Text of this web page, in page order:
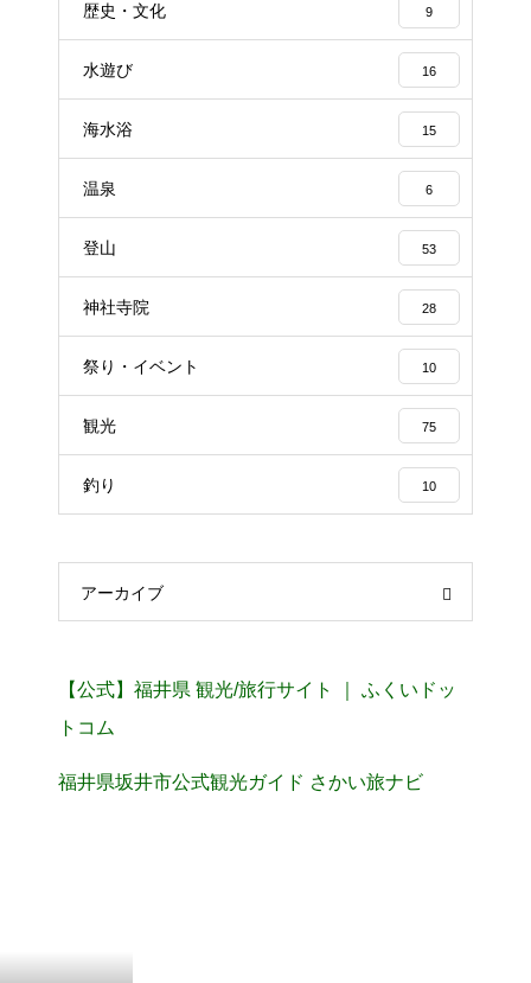
歴史・文化 9
水遊び 16
海水浴 15
温泉 6
登山 53
神社寺院 28
祭り・イベント 10
観光 75
釣り 10
アーカイブ
【公式】福井県 観光/旅行サイト ｜ ふくいドッ
トコム
福井県坂井市公式観光ガイド さかい旅ナビ